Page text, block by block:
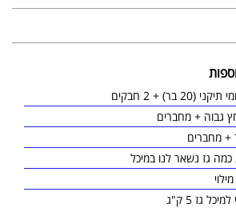
גבוה + מחברים
גז נשאר לנו במיכל
גז 5 ק"ג